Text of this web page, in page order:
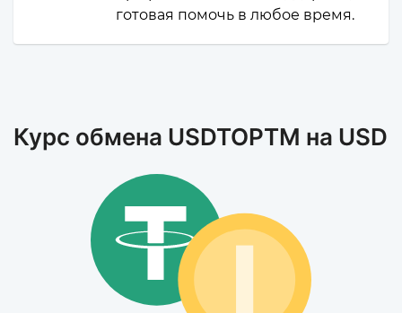
готовая помочь в любое время.
Курс обмена USDTOPTM на USD